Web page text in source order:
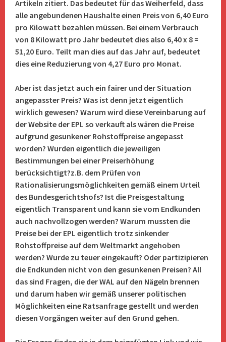
Artikeln zitiert. Das bedeutet für dasWeiherfeld, dass
alle angebundenen Haushalte einen Preis von 6,40 Euro
pro Kilowatt bezahlen müssen. Bei einem Verbrauch
von 8 Kilowatt pro Jahr bedeutet dies also 6,40 x 8 =
51,20 Euro. Teilt man dies auf das Jahr auf, bedeutet
dies eine Reduzierung von 4,27 Euro pro Monat.
Aber ist das jetzt auch ein fairer und der Situation
angepasster Preis? Was ist denn jetzt eigentlich
wirklich gewesen? Warum wird diese Vereinbarung auf
der Website der EPL so verkauft als wären die Preise
aufgrund gesunkener Rohstoffpreise angepasst
worden? Wurden eigentlich die jeweiligen
Bestimmungen bei einer Preiserhöhung
berücksichtigt?z.B. dem Prüfen von
Rationalisierungsmöglichkeiten gemäß einem Urteil
des Bundesgerichtshofs? Ist die Preisgestaltung
eigentlich Transparent und kann sie vom Endkunden
auch nachvollzogen werden? Warum mussten die
Preise bei der EPL eigentlich trotz sinkender
Rohstoffpreise auf dem Weltmarkt angehoben
werden? Wurde zu teuer eingekauft? Oder partizipieren
die Endkunden nicht von den gesunkenen Preisen? All
das sind Fragen, die der WAL auf den Nägeln brennen
und darum haben wir gemäß unserer politischen
Möglichkeiten eine Ratsanfrage gestellt und werden
diesen Vorgängen weiter auf den Grund gehen.